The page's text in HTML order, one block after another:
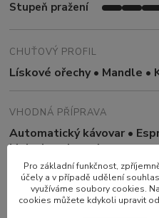
Stupeň pražení
CHUŤOVÝ PROFIL
Lískové ořechy • Mandle •
VHODNÁ PŘÍPRAVA
Automatický kávovar •
Moka konvice • Aeropress
PŮVOD
Kolumbie – Cauca,
Pro základní funkčnost,
účely a v případě udělení
využíváme soubory cookies.
cookies můžete kdykoli upravit